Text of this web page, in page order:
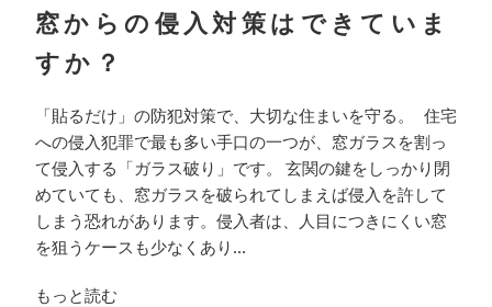
窓からの侵入対策はできていま
すか？
「貼るだけ」の防犯対策で、大切な住まいを守る。 住宅
への侵入犯罪で最も多い手口の一つが、窓ガラスを割っ
て侵入する「ガラス破り」です。 玄関の鍵をしっかり閉
めていても、窓ガラスを破られてしまえば侵入を許して
しまう恐れがあります。侵入者は、人目につきにくい窓
を狙うケースも少なくあり...
もっと読む